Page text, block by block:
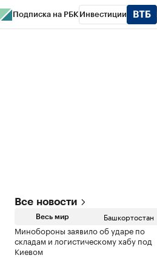
Подписка на РБК Инвестиции
Все новости
Весь мир Башкортостан
Минобороны заявило об ударе по
складам и логистическому хабу под
Киевом